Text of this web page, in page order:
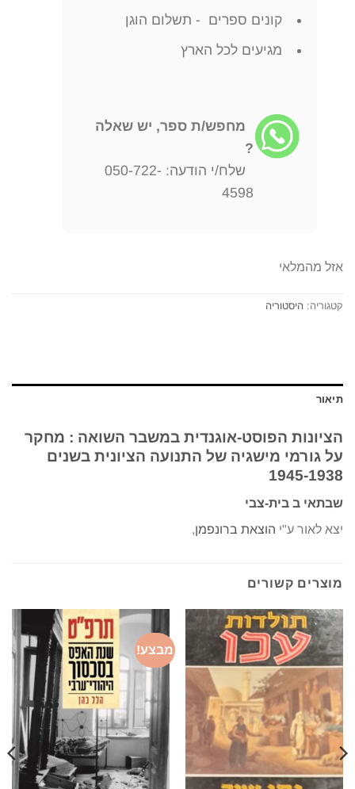
קונים ספרים - תשלום הוגן
מגיעים לכל הארץ
מחפש/ת ספר, יש שאלה
?
שלח/י הודעה: 050-722-
4598
אזל מהמלאי
קטגוריה: היסטוריה
תיאור
הציונות הפוסט-אוגנדית במשבר השואה : מחקר
על גורמי מישגיה של התנועה הציונית בשנים
1945-1938
שבתאי ב בית-צבי
יצא לאור ע"י הוצאת ברונפמן,
מוצרים קשורים
מבצע!